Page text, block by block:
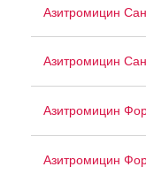
Азитромицин
Азитромицин
Азитромицин
Азитромицин